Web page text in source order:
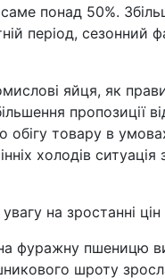
понад 50%.
період, сезонний
яйця, як
обігу товару в
холодів
на зростанні
фуражну пшеницю
шроту